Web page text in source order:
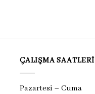
ÇALIŞMA SAATLERI
Pazartesi – Cuma